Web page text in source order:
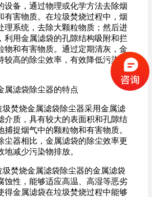
设备，通过物理或化学方法去除烟
有害物质。在垃圾焚烧过程中，烟
理系统，去除大颗粒物质；然后进
利用金属滤袋的孔隙结构吸附和拦
物和有害物质。通过定期清灰，金
较高的除尘效率，有效降低污染物
属滤袋除尘器的特点
圾焚烧金属滤袋除尘器采用金属滤
介质，具有较大的表面积和孔隙结
捕捉烟气中的颗粒物和有害物质。
尘器相比，金属滤袋的除尘效率更
地减少污染物排放。
圾焚烧金属滤袋除尘器的金属滤袋
蚀性，能够适应高温、高湿等恶劣
得金属滤袋在垃圾焚烧过程中能够